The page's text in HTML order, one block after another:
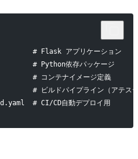
# Flask アプリケーション
# Python依存パッケージ
# コンテナイメージ定義
# ビルドパイプライン（アテステ
# CI/CD自動デプロイ用